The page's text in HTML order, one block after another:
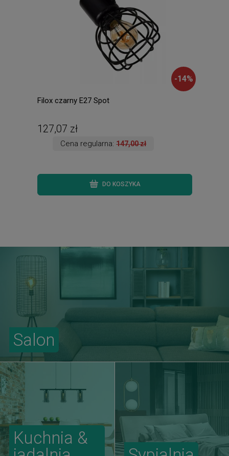
-14%
Filox czarny E27 Spot
127,07 zł
Cena regularna:147,00 zł
DO KOSZYKA
Salon
Kuchnia &